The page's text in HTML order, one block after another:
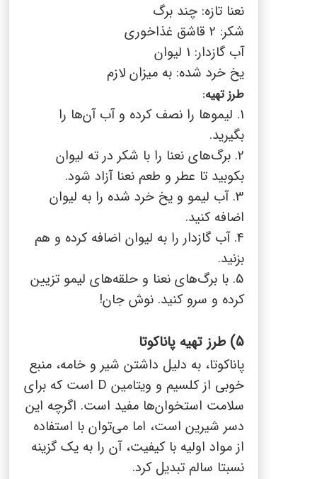
نعنا تازه: چند برگ
شکر: 2 قاشق غذاخوری
آب گازدار: 1 لیوان
یخ خرد شده: به میزان لازم
طرز تهیه:
1. لیموها را نصف کرده و آب آن‌ها را
بگیرید.
2. برگ‌های نعنا را با شکر در ته لیوان
بکوبید تا عطر و طعم نعنا آزاد شود.
3. آب لیمو و یخ خرد شده را به لیوان
اضافه کنید.
4. آب گازدار را به لیوان اضافه کرده و هم
بزنید.
5. با برگ‌های نعنا و حلقه‌های لیمو تزیین
کرده و سرو کنید. نوش جان!
5) طرز تهیه پاناکوتا
پاناکوتا، به دلیل داشتن شیر و خامه، منبع
خوبی از کلسیم و ویتامین D است که برای
سلامت استخوان‌ها مفید است. اگرچه این
دسر شیرین است، اما می‌توان با استفاده
از مواد اولیه با کیفیت، آن را به یک گزینه
نسبتا سالم تبدیل کرد.